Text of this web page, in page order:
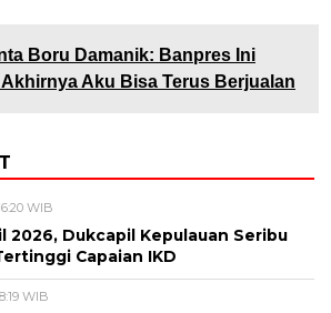
Boru Damanik: Banpres Ini
Akhirnya Aku Bisa Terus Berjualan
WIB
2026, Dukcapil Kepulauan Seribu
Capaian IKD
WIB